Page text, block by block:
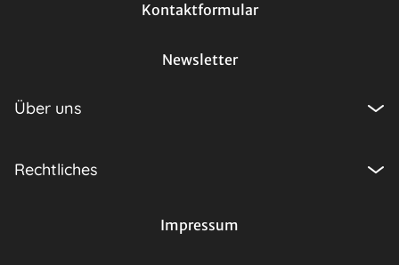
Kontaktformular
Newsletter
Über uns
Rechtliches
Impressum